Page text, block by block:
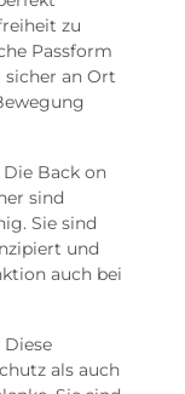
zu
Passform
sicher an Ort
Die Back on
sind
Sie sind
und
auch bei
Diese
als auch